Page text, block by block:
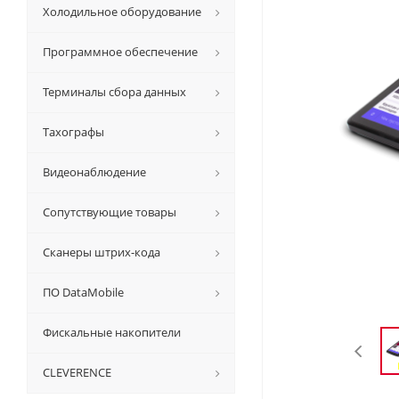
Холодильное оборудование
Программное обеспечение
Терминалы сбора данных
Тахографы
Видеонаблюдение
Сопутствующие товары
Сканеры штрих-кода
ПО DataMobile
Фискальные накопители
CLEVERENCE